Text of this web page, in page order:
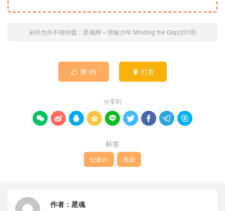
未经允许不得转载： 星魂网 » 滑板少年 Minding the Gap(2018)
 赞 (0)  打赏
分享到
        
标签
纪录片 美剧
作者： 星魂